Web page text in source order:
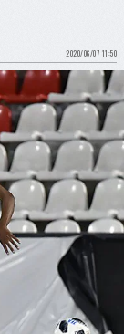
2020/06/07 11:50